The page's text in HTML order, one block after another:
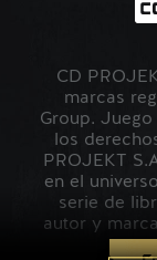
CD
marcas
Group. Juego
los
PROJEKT
en el
serie de
autor y